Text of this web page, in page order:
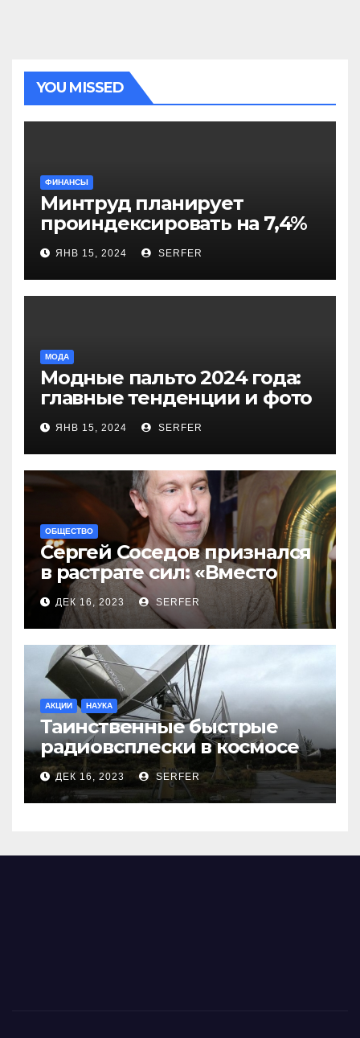
YOU MISSED
ФИНАНСЫ
Минтруд планирует
проиндексировать на 7,4%
более 40 выплат и
компенсаций
ЯНВ 15, 2024 SERFER
МОДА
Модные пальто 2024 года:
главные тенденции и фото
новинок
ЯНВ 15, 2024 SERFER
ОБЩЕСТВО
Сергей Соседов признался
в растрате сил: «Вместо
меня взяли Пригожина»
ДЕК 16, 2023 SERFER
АКЦИИ НАУКА
Таинственные быстрые
радиовсплески в космосе
сделались все более
странными
ДЕК 16, 2023 SERFER